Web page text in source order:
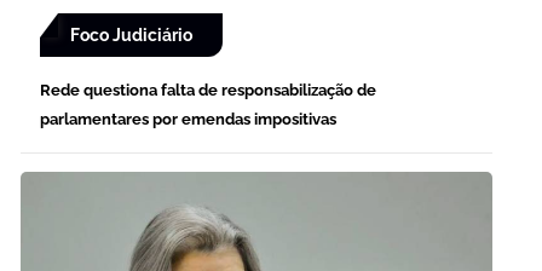
Foco Judiciário
Rede questiona falta de responsabilização de
parlamentares por emendas impositivas